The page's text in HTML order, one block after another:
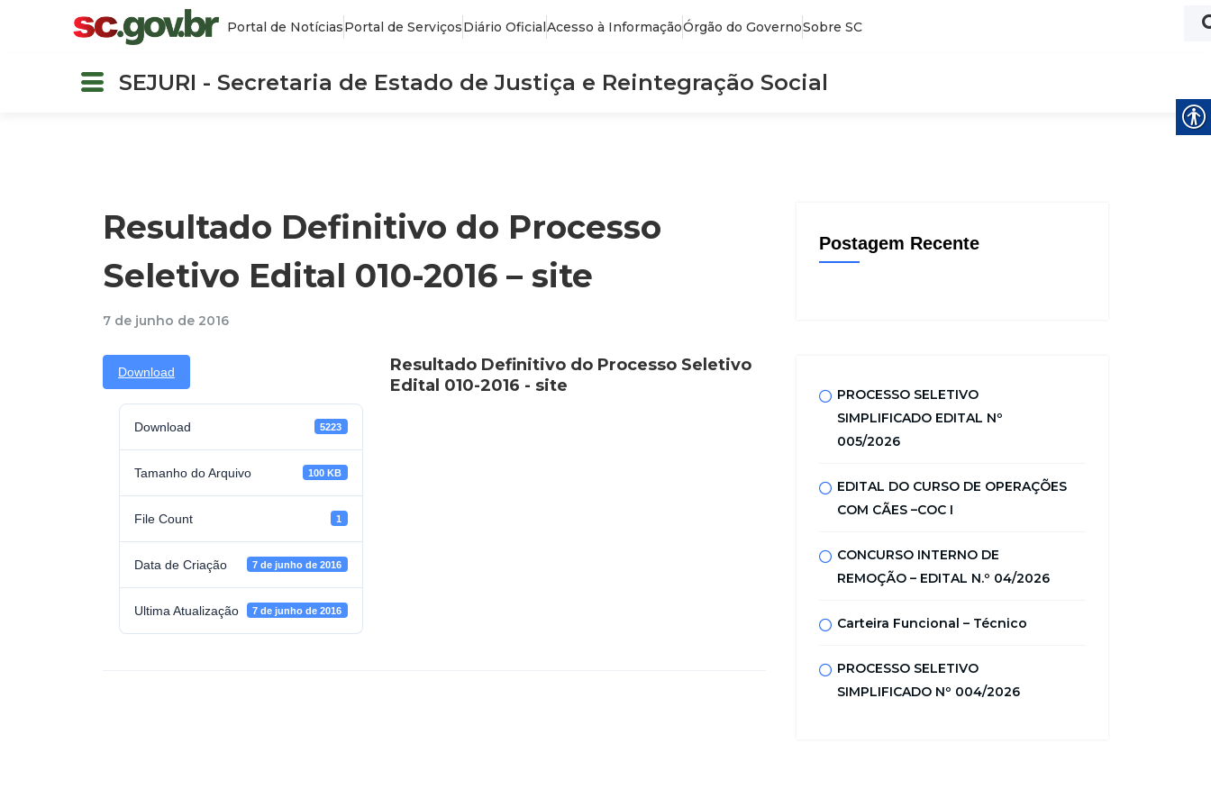
Portal de NotíciasPortal de ServiçosDiário OficialAcesso à InformaçãoÓrgão do GovernoSobre SC
SEJURI - Secretaria de Estado de Justiça e Reintegração Social
Resultado Definitivo do Processo
Seletivo Edital 010-2016 – site
7 de junho de 2016
Download
Download 5223
Tamanho do Arquivo 100 KB
File Count 1
Data de Criação 7 de junho de 2016
Ultima Atualização 7 de junho de 2016
Resultado Definitivo do Processo Seletivo
Edital 010-2016 - site
Postagem Recente
PROCESSO SELETIVO
SIMPLIFICADO EDITAL Nº
005/2026
EDITAL DO CURSO DE OPERAÇÕES
COM CÃES –COC I
CONCURSO INTERNO DE
REMOÇÃO – EDITAL N.º 04/2026
Carteira Funcional – Técnico
PROCESSO SELETIVO
SIMPLIFICADO Nº 004/2026